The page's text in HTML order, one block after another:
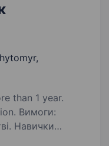
than 1 year.